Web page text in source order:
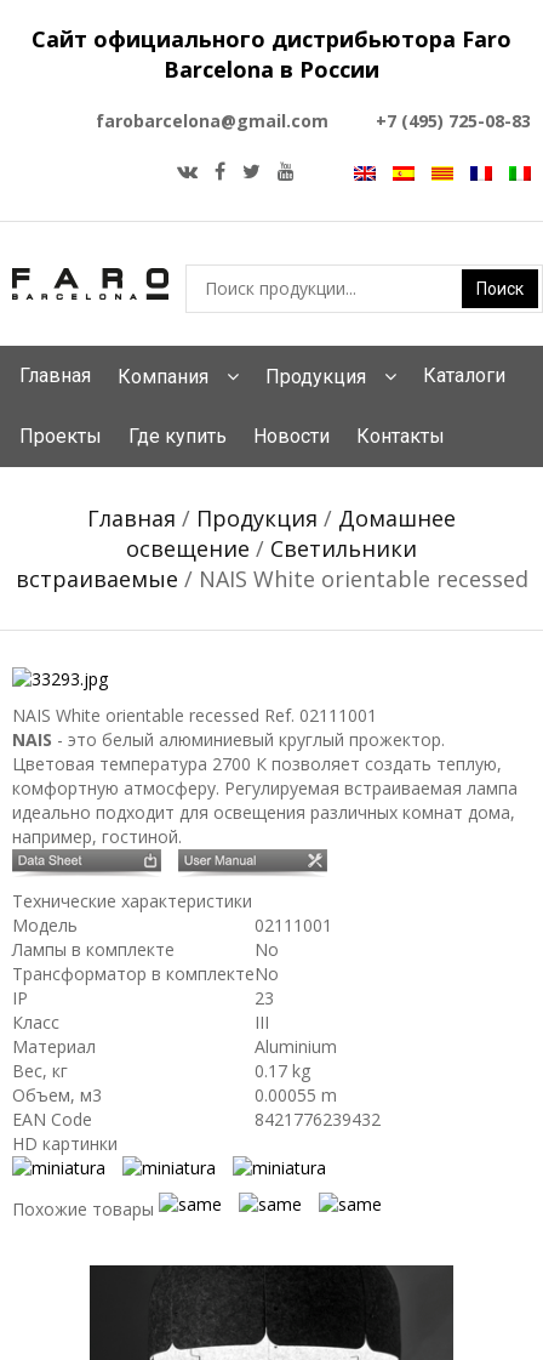
Сайт официального дистрибьютора Faro
Barcelona в России
farobarcelona@gmail.com +7 (495) 725-08-83
Главная Компания Продукция Каталоги
Проекты Где купить Новости Контакты
Главная / Продукция / Домашнее
освещение / Светильники
встраиваемые / NAIS White orientable recessed
NAIS White orientable recessed Ref. 02111001
NAIS - это белый алюминиевый круглый прожектор.
Цветовая температура 2700 К позволяет создать теплую,
комфортную атмосферу. Регулируемая встраиваемая лампа
идеально подходит для освещения различных комнат дома,
например, гостиной.
Технические характеристики
Модель
02111001
Лампы в комплекте
No
Трансформатор в комплектеNo
IP
23
Класс
III
Материал
Aluminium
Вес, кг
0.17 kg
Объем, м3
0.00055 m
EAN Code
8421776239432
HD картинки
Похожие товары